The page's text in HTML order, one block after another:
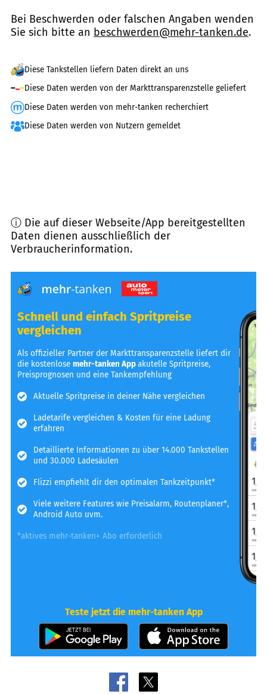
Bei Beschwerden oder falschen Angaben wenden
Sie sich bitte an beschwerden@mehr-tanken.de.
Diese Tankstellen liefern Daten direkt an uns
Diese Daten werden von der Markttransparenzstelle geliefert
Diese Daten werden von mehr-tanken recherchiert
Diese Daten werden von Nutzern gemeldet
ⓘ Die auf dieser Webseite/App bereitgestellten
Daten dienen ausschließlich der
Verbraucherinformation.
Schnell und einfach Spritpreise
vergleichen
Als offizieller Partner der Markttransparenzstelle liefert dir
die kostenlosemehr-tanken Appakutelle Spritpreise,
Preisprognosen und eine Tankempfehlung
Aktuelle Spritpreise in deiner Nähe vergleichen
Ladetarife vergleichen & Kosten für eine Ladung
erfahren
Detaillierte Informationen zu über 14.000 Tankstellen
und 30.000 Ladesäulen
Flizzi empfiehlt dir den optimalen Tankzeitpunkt*
Viele weitere Features wie Preisalarm, Routenplaner*,
Android Auto uvm.
*aktives mehr-tanken+ Abo erforderlich
Teste jetzt die mehr-tanken App